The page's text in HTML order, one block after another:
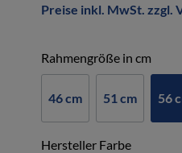
Preise inkl. MwSt. zzgl.
Rahmengröße in cm
46 cm 51 cm 56
Hersteller Farbe